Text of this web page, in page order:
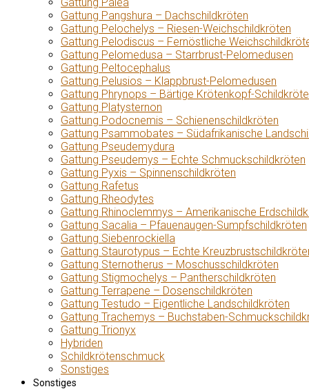
Gattung Pangshura – Dachschildkröten
Gattung Pelochelys – Riesen-Weichschildkröten
Gattung Pelodiscus – Fernöstliche
Gattung Pelomedusa – Starrbrust-Pelomedusen
Gattung Peltocephalus
Gattung Pelusios – Klappbrust-Pelomedusen
Gattung Phrynops – Bärtige Krötenkopf-
Gattung Platysternon
Gattung Podocnemis – Schienenschildkröten
Gattung Psammobates – Südafrikanische
Gattung Pseudemydura
Gattung Pseudemys – Echte Schmuckschildkröten
Gattung Pyxis – Spinnenschildkröten
Gattung Rafetus
Gattung Rheodytes
Gattung Rhinoclemmys – Amerikanische
Gattung Sacalia – Pfauenaugen-Sumpfschildkröten
Gattung Siebenrockiella
Gattung Staurotypus – Echte
Gattung Sternotherus – Moschusschildkröten
Gattung Stigmochelys – Pantherschildkröten
Gattung Terrapene – Dosenschildkröten
Gattung Testudo – Eigentliche Landschildkröten
Gattung Trachemys – Buchstaben-
Gattung Trionyx
Hybriden
Schildkrötenschmuck
Sonstiges
Sonstiges